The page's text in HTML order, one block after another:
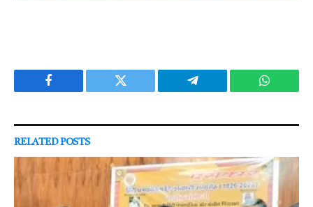
Facebook Twitter Telegram
RELATEDPOSTS